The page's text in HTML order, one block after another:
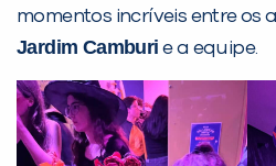
momentos incríveis entre os
Jardim Camburi e a equipe.
inFlux nesta cidade
você